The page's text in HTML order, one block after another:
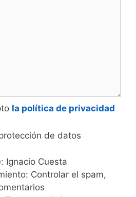
la política de privacidad
de datos
Ignacio Cuesta
Controlar el spam,